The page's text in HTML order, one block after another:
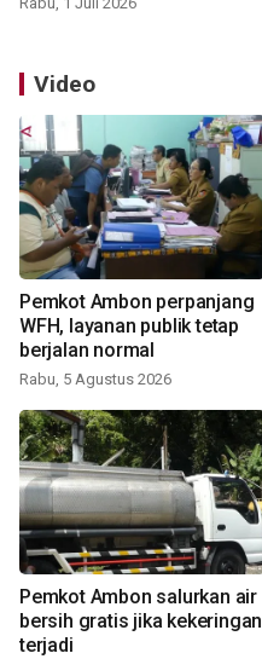
Video
Pemkot Ambon perpanjang
WFH, layanan publik tetap
berjalan normal
Rabu, 5 Agustus 2026
Pemkot Ambon salurkan air
bersih gratis jika kekeringan
terjadi